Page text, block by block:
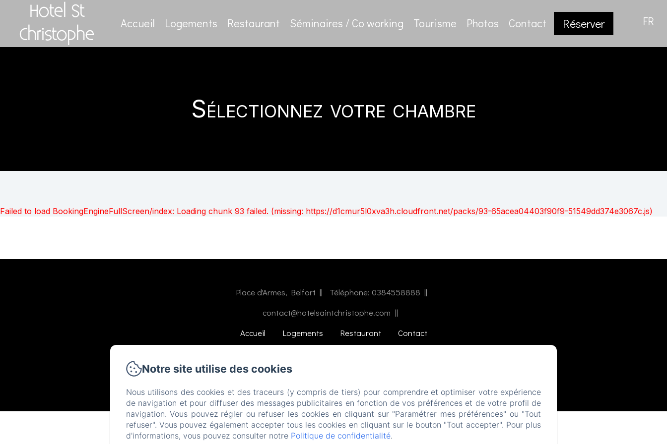
Hotel St
Christophe
Accueil Logements Restaurant Séminaires / Co working Tourisme Photos Contact Réserver FR
Sélectionnez votre chambre
Failed to load BookingEngineFullScreen/index: Loading chunk 93 failed. (missing: https://d1cmur5l0xva3h.cloudfront.net/packs/93-65acea04403f90f9-51549dd374e3067c.js)
Place d'Armes, Belfort
Téléphone: 0384558888
contact@hotelsaintchristophe.com
Accueil
Logements Restaurant
Contact
Notre site utilise des cookies
Nous utilisons des cookies et des traceurs (y compris de tiers) pour comprendre et optimiser votre expérience
de navigation et pour diffuser des messages publicitaires en fonction de vos préférences et de votre profil de
navigation. Vous pouvez régler ou refuser les cookies en cliquant sur "Paramétrer mes préférences" ou "Tout
refuser". Vous pouvez également accepter tous les cookies en cliquant sur le bouton "Tout accepter". Pour plus
d'informations, vous pouvez consulter notre Politique de confidentialité.